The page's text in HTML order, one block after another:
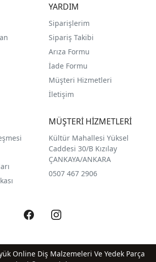
YARDIM
Siparişlerim
Sipariş Takibi
Arıza Formu
İade Formu
Müşteri Hizmetleri
İletişim
MÜŞTERİ HİZMETLERİ
Kültür Mahallesi Yüksel
Caddesi 30/B Kızılay
ÇANKAYA/ANKARA
0507 467 2906
Online Diş Malzemeleri Ve Yedek Parça